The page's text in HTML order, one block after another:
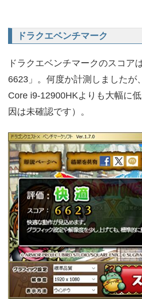
ドラクエベンチマーク
ドラクエベンチマークのスコア
6623」。何度か計測しましたが
Core i9-12900HKよりも大幅に
因は未確認です）。